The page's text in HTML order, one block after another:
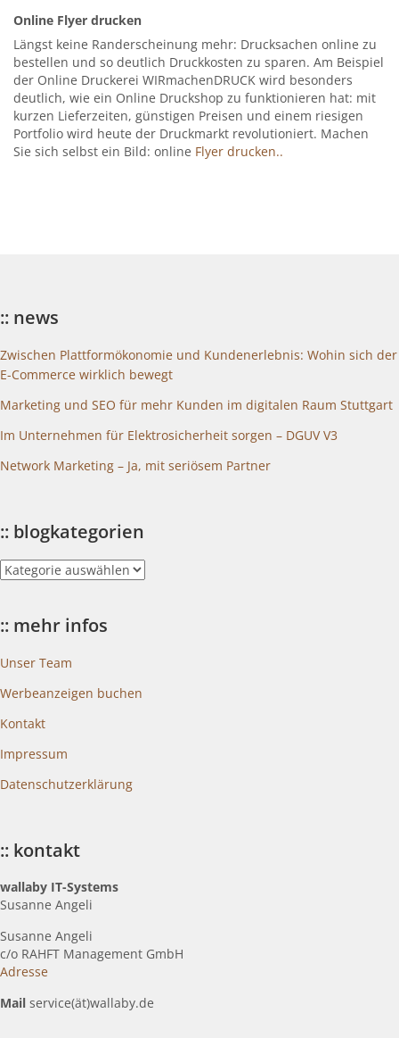
Online Flyer drucken
Längst keine Randerscheinung mehr: Drucksachen online zu
bestellen und so deutlich Druckkosten zu sparen. Am Beispiel
der Online Druckerei WIRmachenDRUCK wird besonders
deutlich, wie ein Online Druckshop zu funktionieren hat: mit
kurzen Lieferzeiten, günstigen Preisen und einem riesigen
Portfolio wird heute der Druckmarkt revolutioniert. Machen
Sie sich selbst ein Bild: online Flyer drucken..
:: news
Zwischen Plattformökonomie und Kundenerlebnis: Wohin sich der
E-Commerce wirklich bewegt
Marketing und SEO für mehr Kunden im digitalen Raum Stuttgart
Im Unternehmen für Elektrosicherheit sorgen – DGUV V3
Network Marketing – Ja, mit seriösem Partner
:: blogkategorien
::
blogkategorien
:: mehr infos
Unser Team
Werbeanzeigen buchen
Kontakt
Impressum
Datenschutzerklärung
:: kontakt
wallaby IT-Systems
Susanne Angeli
Susanne Angeli
c/o RAHFT Management GmbH
Adresse
Mail service(ät)wallaby.de